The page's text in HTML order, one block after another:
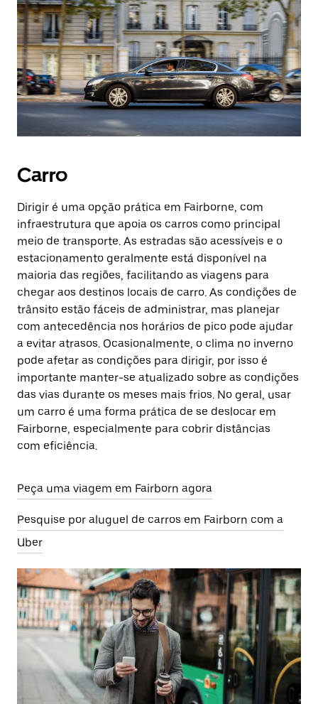
Carro
Dirigir é uma opção prática em Fairborne, com
infraestrutura que apoia os carros como principal
meio de transporte. As estradas são acessíveis e o
estacionamento geralmente está disponível na
maioria das regiões, facilitando as viagens para
chegar aos destinos locais de carro. As condições de
trânsito estão fáceis de administrar, mas planejar
com antecedência nos horários de pico pode ajudar
a evitar atrasos. Ocasionalmente, o clima no inverno
pode afetar as condições para dirigir, por isso é
importante manter-se atualizado sobre as condições
das vias durante os meses mais frios. No geral, usar
um carro é uma forma prática de se deslocar em
Fairborne, especialmente para cobrir distâncias
com eficiência.
Peça uma viagem em Fairborn agora
Pesquise por aluguel de carros em Fairborn com a
Uber